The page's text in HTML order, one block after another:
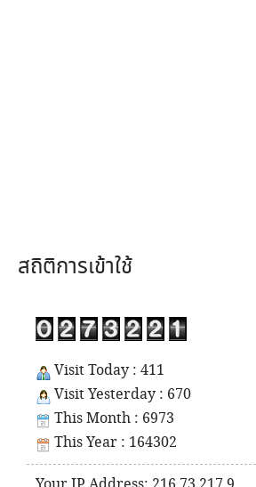
สถิติการเข้าใช้
Visit Today : 411
Visit Yesterday : 670
This Month : 6973
This Year : 164302